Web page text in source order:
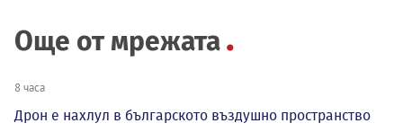
Още от мрежата
8 часа
Дрон е нахлул в българското въздушно пространство